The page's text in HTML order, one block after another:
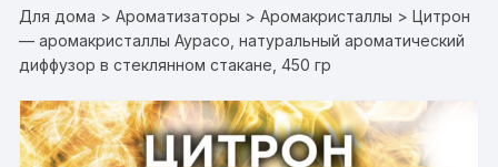
Для дома >Ароматизаторы >Аромакристаллы > Цитрон
— аромакристаллы Аурасо, натуральный ароматический
диффузор в стеклянном стакане, 450 гр